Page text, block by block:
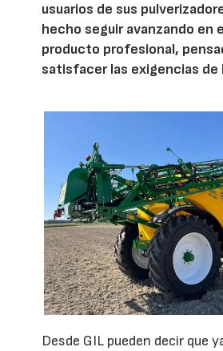
usuarios de sus
hecho seguir avanzando en
producto profesional,
satisfacer las exigencias
Desde GIL pueden decir que